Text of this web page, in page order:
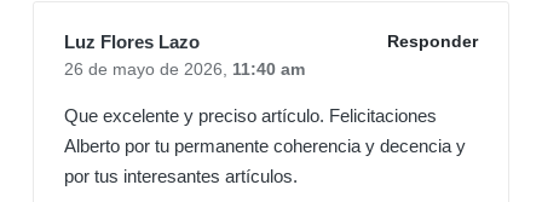
Luz Flores Lazo
Responder
26 de mayo de 2026, 11:40 am
Que excelente y preciso artículo. Felicitaciones
Alberto por tu permanente coherencia y decencia y
por tus interesantes artículos.